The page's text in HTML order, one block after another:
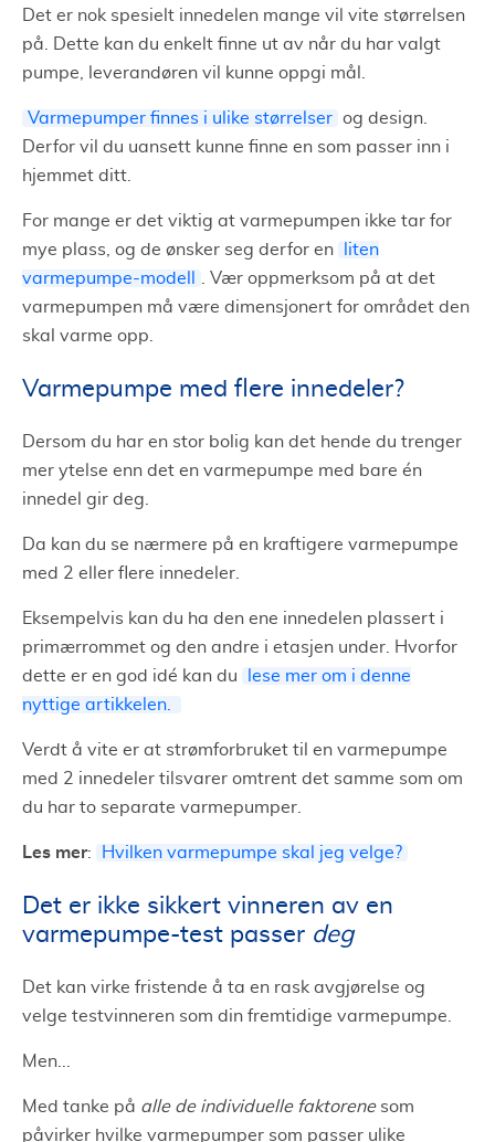
Det er nok spesielt innedelen mange vil vite størrelsen
på. Dette kan du enkelt finne ut av når du har valgt
pumpe, leverandøren vil kunne oppgi mål.
Varmepumper finnes i ulike størrelser og design.
Derfor vil du uansett kunne finne en som passer inn i
hjemmet ditt.
For mange er det viktig at varmepumpen ikke tar for
mye plass, og de ønsker seg derfor en
liten
varmepumpe-modell
. Vær oppmerksom på at det
varmepumpen må være dimensjonert for området den
skal varme opp.
Varmepumpe med flere innedeler?
Dersom du har en stor bolig kan det hende du trenger
mer ytelse enn det en varmepumpe med bare én
innedel gir deg.
Da kan du se nærmere på en kraftigere varmepumpe
med 2 eller flere innedeler.
Eksempelvis kan du ha den ene innedelen plassert i
primærrommet og den andre i etasjen under. Hvorfor
dette er en god idé kan du
lese mer om i denne
nyttige artikkelen.
Verdt å vite er at strømforbruket til en varmepumpe
med 2 innedeler tilsvarer omtrent det samme som om
du har to separate varmepumper.
Les mer: Hvilken varmepumpe skal jeg velge?
Det er ikke sikkert vinneren av en
varmepumpe-test passer deg
Det kan virke fristende å ta en rask avgjørelse og
velge testvinneren som din fremtidige varmepumpe.
Men...
Med tanke på alle de individuelle faktorene som
påvirker hvilke varmepumper som passer ulike